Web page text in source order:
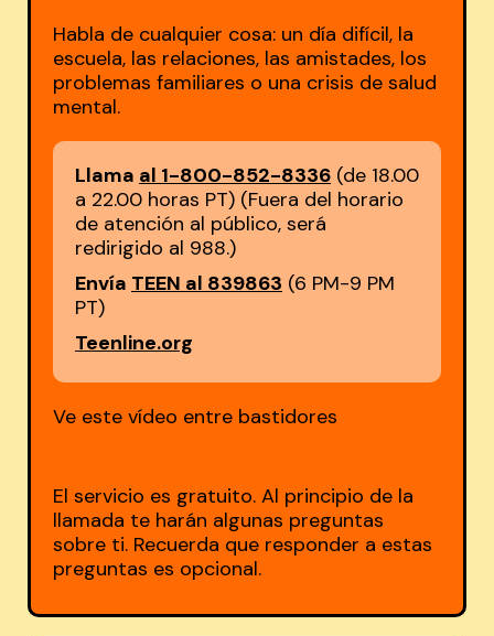
Habla de cualquier cosa: un día difícil, la
escuela, las relaciones, las amistades, los
problemas familiares o una crisis de salud
mental.
Llama al 1-800-852-8336 (de 18.00
a 22.00 horas PT) (Fuera del horario
de atención al público, será
redirigido al 988.)
Envía TEEN al 839863 (6 PM-9 PM
PT)
Teenline.org
Ve este vídeo entre bastidores
El servicio es gratuito. Al principio de la
llamada te harán algunas preguntas
sobre ti. Recuerda que responder a estas
preguntas es opcional.